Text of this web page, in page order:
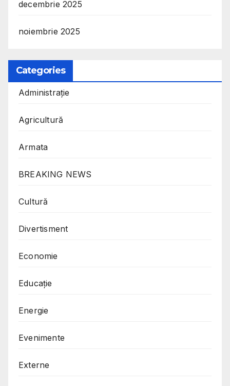
decembrie 2025
noiembrie 2025
Categories
Administrație
Agricultură
Armata
BREAKING NEWS
Cultură
Divertisment
Economie
Educație
Energie
Evenimente
Externe